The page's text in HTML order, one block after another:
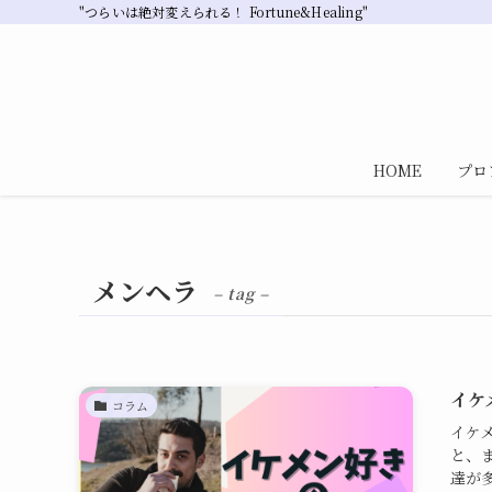
"つらいは絶対変えられる！ Fortune&Healing"
HOME プ
メンヘラ – tag –
コラム イケ
イケ
と、
達が